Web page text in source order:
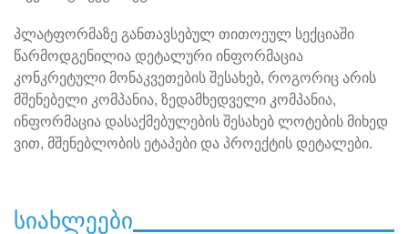
პლატფორმაზე განთავსებულ თითოეულ სექციაში
წარმოდგენილია დეტალური ინფორმაცია
კონკრეტული მონაკვეთების შესახებ, როგორიც არის
მშენებელი კომპანია, ზედამხედველი კომპანია,
ინფორმაცია დასაქმებულების შესახებ ლოტების მიხედ
ვით, მშენებლობის ეტაპები და პროექტის დეტალები.
სიახლეები